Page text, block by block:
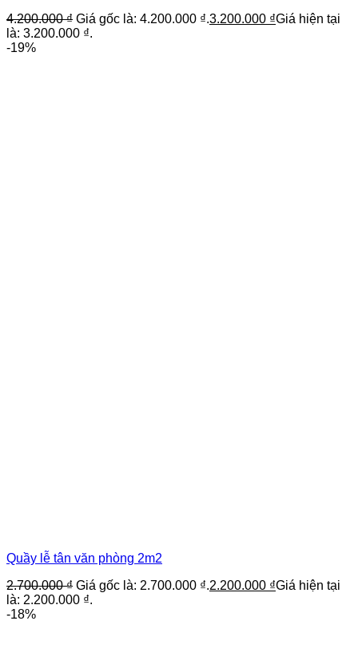
4.200.000₫ Giá gốc là: 4.200.000 ₫.3.200.000 ₫Giá hiện tại
là: 3.200.000 ₫.
-19%
Quầy lễ tân văn phòng 2m2
2.700.000₫ Giá gốc là: 2.700.000 ₫.2.200.000 ₫Giá hiện tại
là: 2.200.000 ₫.
-18%